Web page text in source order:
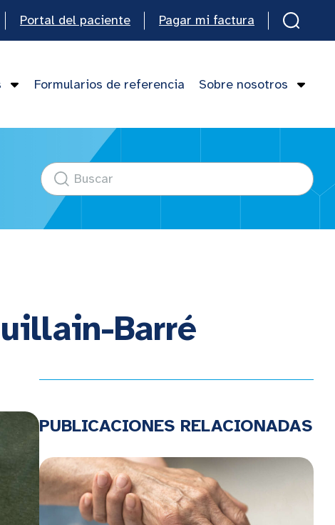
Portal del paciente Pagar mi factura
Formularios de referencia Sobre nosotros
Barré
PUBLICACIONES RELACIONADAS